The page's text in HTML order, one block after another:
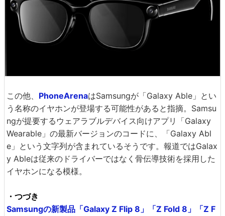
この他、 PhoneArenaはSamsungが「Galaxy Able」とい
う名称のイヤホンが登場する可能性があると指摘。Samsu
ngが提要するウェアラブルデバイス向けアプリ「Galaxy
Wearable」の最新バージョンのコードに、「Galaxy Abl
e」という文字列が含まれているそうです。報道ではGalax
y Ableは従来のドライバーではなく骨伝導技術を採用した
イヤホンになる模様。
・つづき
Samsungの新製品「Galaxy Z Flip 8」「Z Fold 8」「Z F